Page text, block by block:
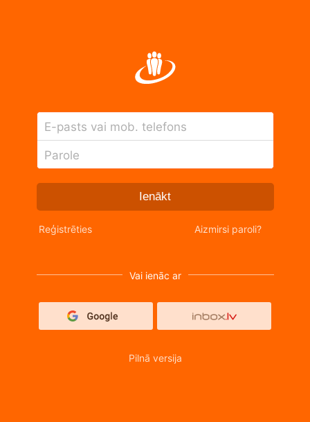
E-pasts vai mob. telefons
Parole
Ienākt
Reģistrēties Aizmirsi paroli?
Vai ienāc ar
Pilnā versija